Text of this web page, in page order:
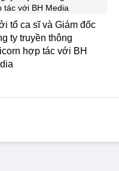
tố ca sĩ và Giám đốc
ty truyền thông
hợp tác với BH